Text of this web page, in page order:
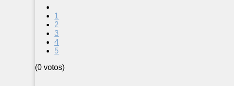
1
2
3
4
5
(0 votos)